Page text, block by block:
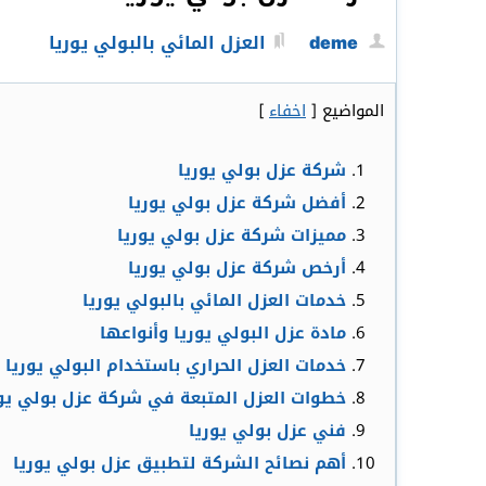
deme العزل المائي بالبولي يوريا
المواضيع [اخفاء]
شركة عزل بولي يوريا
أفضل شركة عزل بولي يوريا
مميزات شركة عزل بولي يوريا
أرخص شركة عزل بولي يوريا
خدمات العزل المائي بالبولي يوريا
مادة عزل البولي يوريا وأنواعها
خدمات العزل الحراري باستخدام البولي يوريا
خطوات العزل المتبعة في شركة عزل بولي
فني عزل بولي يوريا
أهم نصائح الشركة لتطبيق عزل بولي يوريا